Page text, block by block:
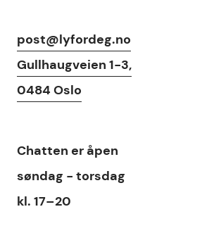
Kontaktinfo
post@lyfordeg.no
Gullhaugveien 1-3,
0484 Oslo
Chat
Chatten er åpen
søndag - torsdag
kl. 17–20